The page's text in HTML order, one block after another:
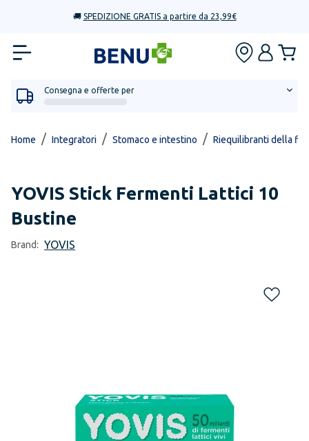
🚚 SPEDIZIONE GRATIS a partire da 23,99€
Consegna e offerte per
Home / Integratori / Stomaco e intestino / Riequilibranti della
YOVIS Stick Fermenti Lattici 10
Bustine
Brand: YOVIS